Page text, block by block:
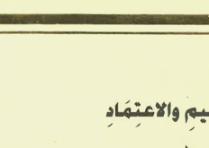
الخدمات تواصل معنا